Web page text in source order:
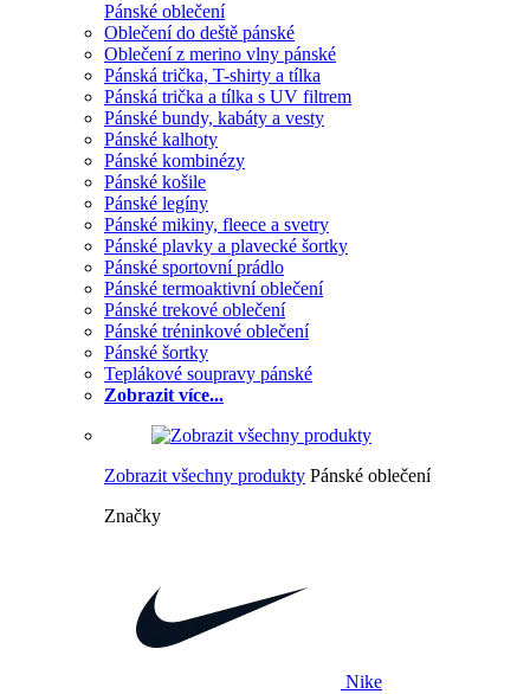
Pánské oblečení
Oblečení do deště pánské
Oblečení z merino vlny pánské
Pánská trička, T-shirty a tílka
Pánská trička a tílka s UV filtrem
Pánské bundy, kabáty a vesty
Pánské kalhoty
Pánské kombinézy
Pánské košile
Pánské legíny
Pánské mikiny, fleece a svetry
Pánské plavky a plavecké šortky
Pánské sportovní prádlo
Pánské termoaktivní oblečení
Pánské trekové oblečení
Pánské tréninkové oblečení
Pánské šortky
Teplákové soupravy pánské
Zobrazit více...
Zobrazit všechny produkty Pánské oblečení
Značky
Nike